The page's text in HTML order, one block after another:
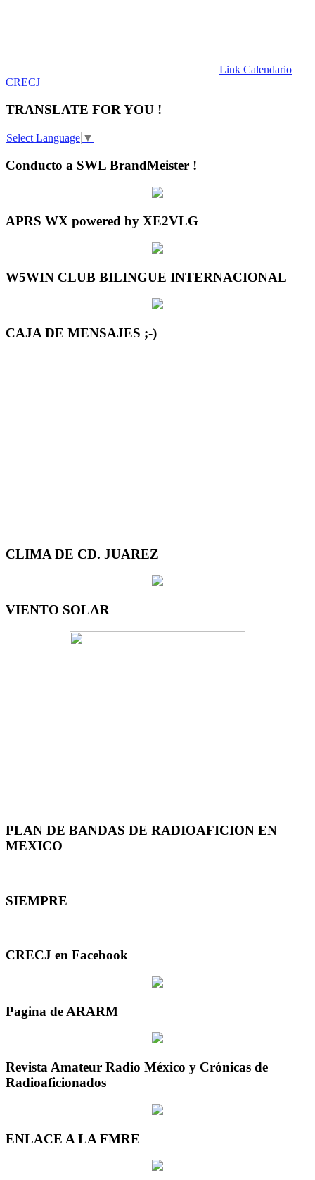
Link Calendario
CRECJ
TRANSLATE FOR YOU !
Select Language ▼
Conducto a SWL BrandMeister !
APRS WX powered by XE2VLG
W5WIN CLUB BILINGUE INTERNACIONAL
CAJA DE MENSAJES ;-)
CLIMA DE CD. JUAREZ
VIENTO SOLAR
PLAN DE BANDAS DE RADIOAFICION EN
MEXICO
SIEMPRE
CRECJ en Facebook
Pagina de ARARM
Revista Amateur Radio México y Crónicas de
Radioaficionados
ENLACE A LA FMRE